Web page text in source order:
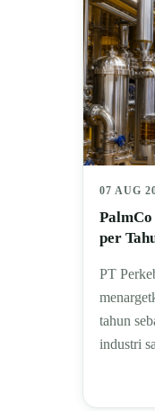
07 AUG
per
PT
tahun
industri